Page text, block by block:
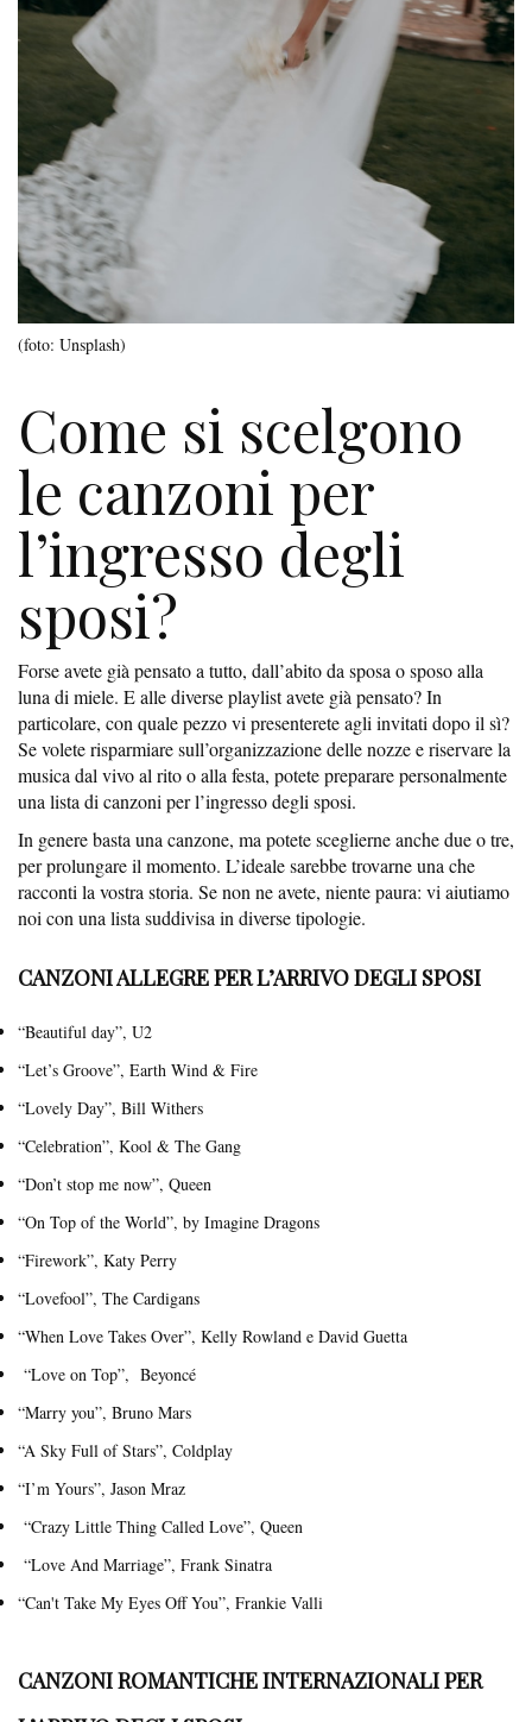
(foto: Unsplash)
Come si scelgono
le canzoni per
l’ingresso degli
sposi?
Forse avete già pensato a tutto, dall’abito da sposa o sposo alla
luna di miele. E alle diverse playlist avete già pensato? In
particolare, con quale pezzo vi presenterete agli invitati dopo il sì?
Se volete risparmiare sull’organizzazione delle nozze e riservare la
musica dal vivo al rito o alla festa, potete preparare personalmente
una lista di canzoni per l’ingresso degli sposi.
In genere basta una canzone, ma potete sceglierne anche due o tre,
per prolungare il momento. L’ideale sarebbe trovarne una che
racconti la vostra storia. Se non ne avete, niente paura: vi aiutiamo
noi con una lista suddivisa in diverse tipologie.
CANZONI ALLEGRE PER L’ARRIVO DEGLI SPOSI
“Beautiful day”, U2
“Let’s Groove”, Earth Wind & Fire
“Lovely Day”, Bill Withers
“Celebration”, Kool & The Gang
“Don’t stop me now”, Queen
“On Top of the World”, by Imagine Dragons
“Firework”, Katy Perry
“Lovefool”, The Cardigans
“When Love Takes Over”, Kelly Rowland e David Guetta
“Love on Top”, Beyoncé
“Marry you”, Bruno Mars
“A Sky Full of Stars”, Coldplay
“I’m Yours”, Jason Mraz
“Crazy Little Thing Called Love”, Queen
“Love And Marriage”, Frank Sinatra
“Can't Take My Eyes Off You”, Frankie Valli
CANZONI ROMANTICHE INTERNAZIONALI PER